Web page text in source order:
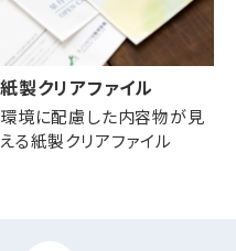
紙製クリアファイル
環境に配慮した内容物が見
える紙製クリアファイル